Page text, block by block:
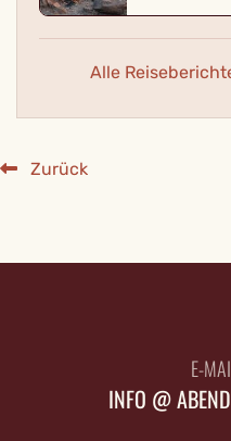
Alle
Zurück
E-
INFO @